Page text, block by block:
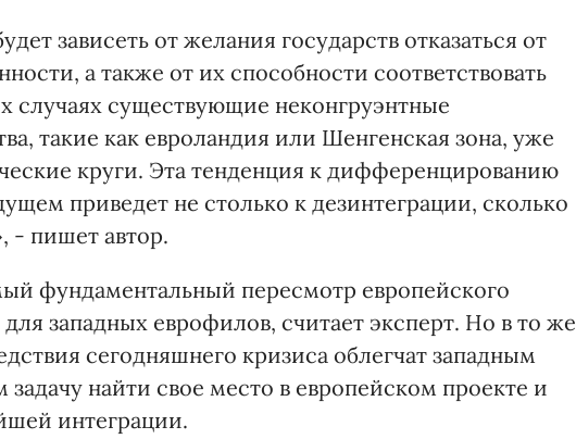
зависеть от желания государств отказаться от
а также от их способности соответствовать
случаях существующие неконгруэнтные
такие как евроландия или Шенгенская зона, уже
круги. Эта тенденция к дифференцированию
приведет не столько к дезинтеграции, сколько
- пишет автор.
фундаментальный пересмотр европейского
западных еврофилов, считает эксперт. Но в то же
сегодняшнего кризиса облегчат западным
найти свое место в европейском проекте и
интеграции.